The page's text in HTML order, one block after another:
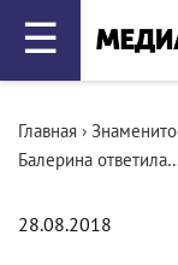
☰
Главная ›
Балерина
28.08.2018